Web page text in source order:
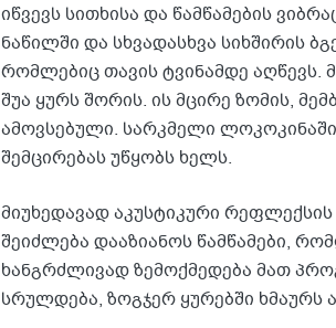
იწვევს სითხისა და წამწამების
ნაწილში და სხვადასხვა სიხშირის
რომლებიც თავის ტვინამდე
შუა ყურს შორის. ის მცირე ზომის,
ამოვსებული. სარკმელი
შემცირებას უწყობს ხელს.
მიუხედავად აკუსტიკური
შეიძლება დააზიანოს წამწამები,
ხანგრძლივად ზემოქმედება მათ
სრულდება, ზოგჯერ ყურებში ხმაურს